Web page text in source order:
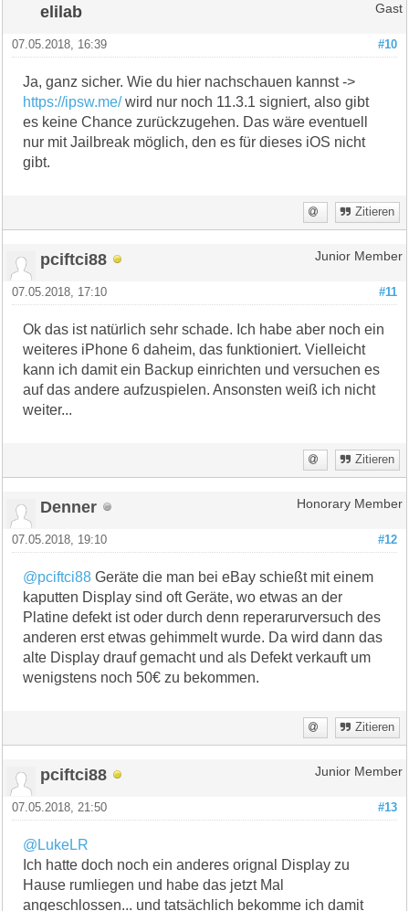
elilab Gast
#10
07.05.2018, 16:39
Ja, ganz sicher. Wie du hier nachschauen kannst ->
https://ipsw.me/wird nur noch 11.3.1 signiert, also gibt
es keine Chance zurückzugehen. Das wäre eventuell
nur mit Jailbreak möglich, den es für dieses iOS nicht
gibt.
Zitieren
pciftci88 Junior Member
#11
07.05.2018, 17:10
Ok das ist natürlich sehr schade. Ich habe aber noch ein
weiteres iPhone 6 daheim, das funktioniert. Vielleicht
kann ich damit ein Backup einrichten und versuchen es
auf das andere aufzuspielen. Ansonsten weiß ich nicht
weiter...
Zitieren
Denner Honorary Member
#12
07.05.2018, 19:10
@pciftci88 Geräte die man bei eBay schießt mit einem
kaputten Display sind oft Geräte, wo etwas an der
Platine defekt ist oder durch denn reperarurversuch des
anderen erst etwas gehimmelt wurde. Da wird dann das
alte Display drauf gemacht und als Defekt verkauft um
wenigstens noch 50€ zu bekommen.
Zitieren
pciftci88 Junior Member
#13
07.05.2018, 21:50
@LukeLR
Ich hatte doch noch ein anderes orignal Display zu
Hause rumliegen und habe das jetzt Mal
angeschlossen... und tatsächlich bekomme ich damit